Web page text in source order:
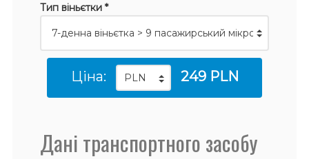
Тип віньєтки *
Ціна: 249 PLN
Дані транспортного засобу